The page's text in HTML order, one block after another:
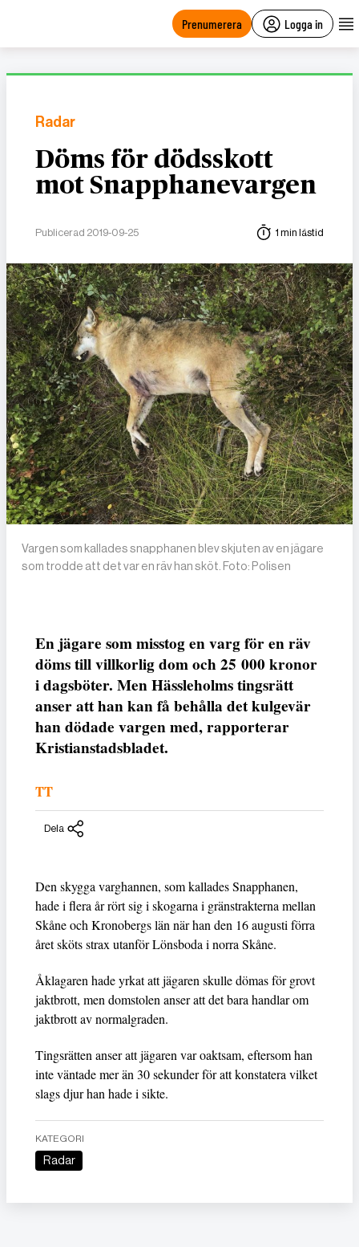
Prenumerera Logga in
Radar
Döms för dödsskott
mot Snapphanevargen
Publicerad 2019-09-25 1 min lästid
Vargen som kallades snapphanen blev skjuten av en jägare
som trodde att det var en räv han sköt. Foto: Polisen
En jägare som misstog en varg för en räv
döms till villkorlig dom och 25 000 kronor
i dagsböter. Men Hässleholms tingsrätt
anser att han kan få behålla det kulgevär
han dödade vargen med, rapporterar
Kristianstadsbladet.
TT
Dela
Den skygga varghannen, som kallades Snapphanen,
hade i flera år rört sig i skogarna i gränstrakterna mellan
Skåne och Kronobergs län när han den 16 augusti förra
året sköts strax utanför Lönsboda i norra Skåne.
Åklagaren hade yrkat att jägaren skulle dömas för grovt
jaktbrott, men domstolen anser att det bara handlar om
jaktbrott av normalgraden.
Tingsrätten anser att jägaren var oaktsam, eftersom han
inte väntade mer än 30 sekunder för att konstatera vilket
slags djur han hade i sikte.
KATEGORI
Radar